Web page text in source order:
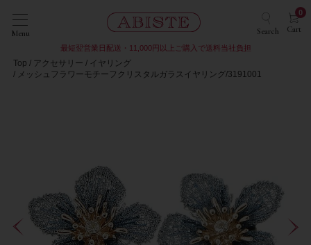
Menu Search Cart
0
最短翌営業日配送・11,000円以上ご購入で送料当社負担
Top アクセサリー
イヤリング
メッシュフラワーモチーフクリスタルガラスイヤリング/3191001